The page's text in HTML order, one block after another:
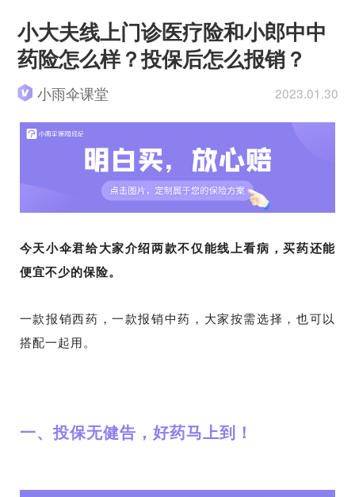
小大夫线上门诊医疗险和小郎中中
药险怎么样？投保后怎么报销？
小雨伞课堂 2023.01.30
今天小伞君给大家介绍两款不仅能线上看病，买药还能
便宜不少的保险。
一款报销西药，一款报销中药，大家按需选择，也可以
搭配一起用。
一、投保无健告，好药马上到！